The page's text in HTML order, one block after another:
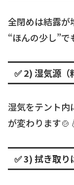
全閉めは結露が
“ほんの少し”
✅ 2) 湿気源
湿気をテント内
が変わります
✅ 3) 拭き取り